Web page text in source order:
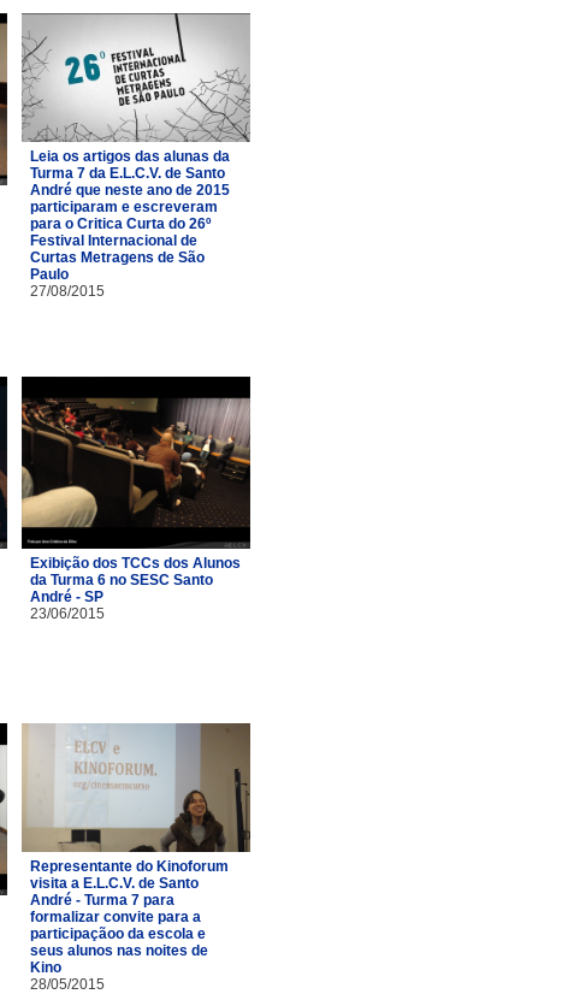
Leia os artigos das alunas da
Turma 7 da E.L.C.V. de Santo
André que neste ano de 2015
participaram e escreveram
para o Critica Curta do 26º
Festival Internacional de
Curtas Metragens de São
Paulo
27/08/2015
Exibição dos TCCs dos Alunos
da Turma 6 no SESC Santo
André - SP
23/06/2015
Representante do Kinoforum
visita a E.L.C.V. de Santo
André - Turma 7 para
formalizar convite para a
participaçãoo da escola e
seus alunos nas noites de
Kino
28/05/2015